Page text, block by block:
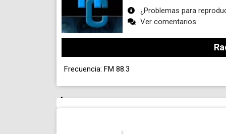
audio
¿Problemas para
Ver comentarios
Frecuencia: FM 88.3
Anuncio